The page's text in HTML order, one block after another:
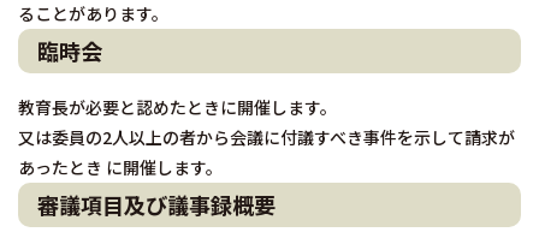
ることがあります。
臨時会
教育長が必要と認めたときに開催します。
又は委員の2人以上の者から会議に付議すべき事件を示して請求が
あったとき に開催します。
審議項目及び議事録概要